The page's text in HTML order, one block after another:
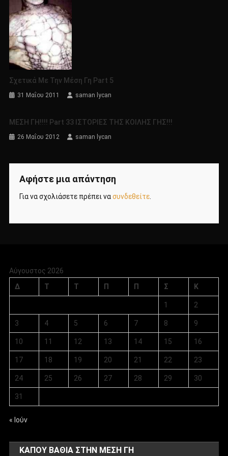
Σχετικά Με Την Μέση Γη Part 5
31 Μαΐου 2011 saman lycan
ΜΕΣΗ ΓΗ!!!! Part 33 ΙΣΤΟΡΙΕΣ ΤΗΣ ΚΟΙΛΗΣ ΓΗΣ!!!
26 Μαΐου 2012 saman lycan
Αφήστε μια απάντηση
Για να σχολιάσετε πρέπει νασυνδεθείτε.
Αύγουστος 2026
Δ
Τ Τ Π Π Σ Κ
1 2
3 4 5 6 7 8 9
10 11 12 13 14 15 16
17 18 19 20 21 22 23
24 25 26 27 28 29 30
31
« Ιούν
ΚΑΠΟΥ ΒΑΘΙΑ ΣΤΗΝ ΜΕΣΗ ΓΗ